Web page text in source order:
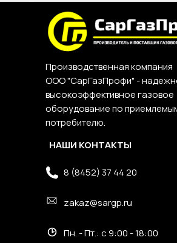
8 (8452) 37 44 20
zakaz@sargp.ru
Производственная компания
ООО "СарГазПрофи" -
высокоэффективное газовое
оборудование по
потребителю.
НАШИ КОНТАКТЫ
Пн. - Пт.: с 9:00 - 18:00